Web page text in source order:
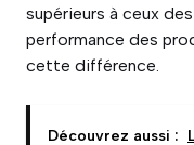
supérieurs à ceux
performance des
cette différence.
Découvrez aussi :